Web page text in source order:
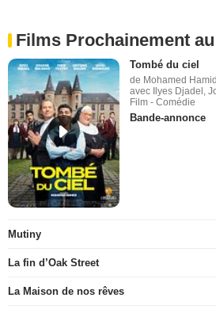
Films Prochainement
Tombé du ciel
de Mohamed
avec Ilyes Djadel,
Film - Comédie
Bande-annonce
Mutiny
La fin d’Oak Street
La Maison de nos rêves